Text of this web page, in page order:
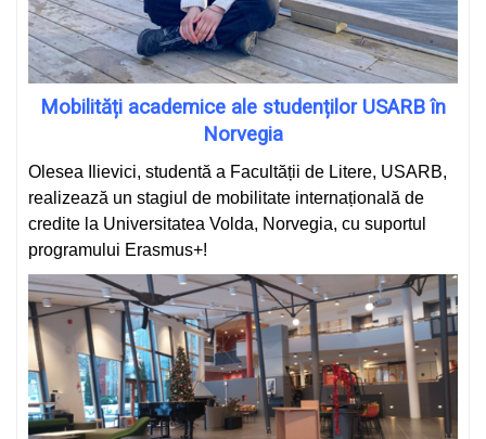
Mobilități academice ale studenților USARB în
Norvegia
Olesea Ilievici, studentă a Facultății de Litere, USARB,
realizează un stagiul de mobilitate internațională de
credite la Universitatea Volda, Norvegia, cu suportul
programului Erasmus+!